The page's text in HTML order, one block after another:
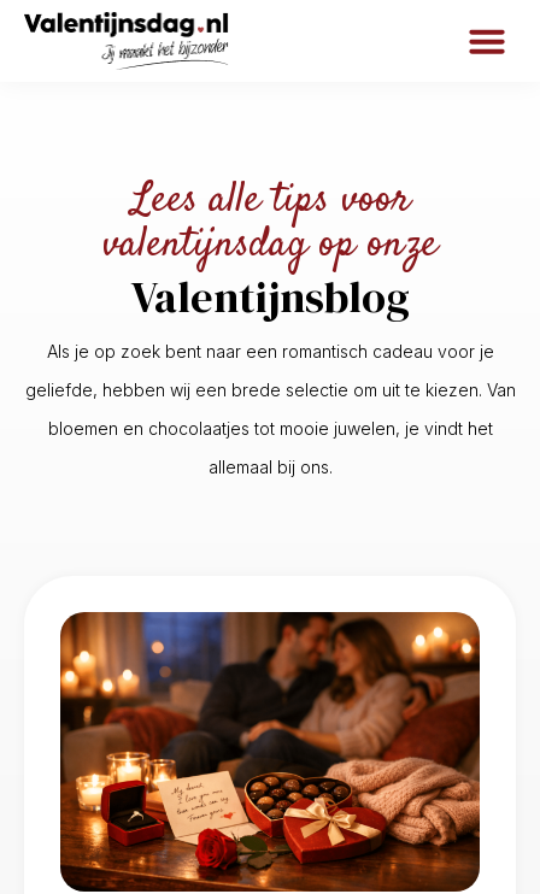
Lees alle tips voor
valentijnsdag op onze
Valentijnsblog
Als je op zoek bent naar een romantisch cadeau voor je
geliefde, hebben wij een brede selectie om uit te kiezen. Van
bloemen en chocolaatjes tot mooie juwelen, je vindt het
allemaal bij ons.